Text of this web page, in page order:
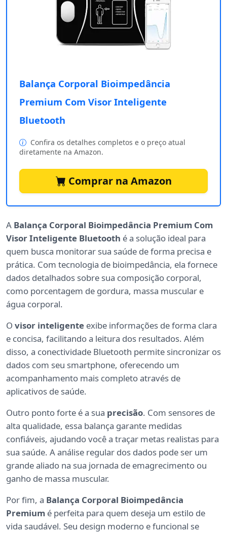
Balança Corporal Bioimpedância
Premium Com Visor Inteligente
Bluetooth
Confira os detalhes completos e o preço atual
diretamente na Amazon.
Comprar na Amazon
A Balança Corporal Bioimpedância Premium Com
Visor Inteligente Bluetooth é a solução ideal para
quem busca monitorar sua saúde de forma precisa e
prática. Com tecnologia de bioimpedância, ela fornece
dados detalhados sobre sua composição corporal,
como porcentagem de gordura, massa muscular e
água corporal.
O visor inteligente exibe informações de forma clara
e concisa, facilitando a leitura dos resultados. Além
disso, a conectividade Bluetooth permite sincronizar os
dados com seu smartphone, oferecendo um
acompanhamento mais completo através de
aplicativos de saúde.
Outro ponto forte é a sua precisão. Com sensores de
alta qualidade, essa balança garante medidas
confiáveis, ajudando você a traçar metas realistas para
sua saúde. A análise regular dos dados pode ser um
grande aliado na sua jornada de emagrecimento ou
ganho de massa muscular.
Por fim, a Balança Corporal Bioimpedância
Premium é perfeita para quem deseja um estilo de
vida saudável. Seu design moderno e funcional se